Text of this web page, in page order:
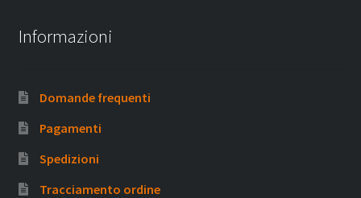
Informazioni
Domande frequenti
Pagamenti
Spedizioni
Tracciamento ordine